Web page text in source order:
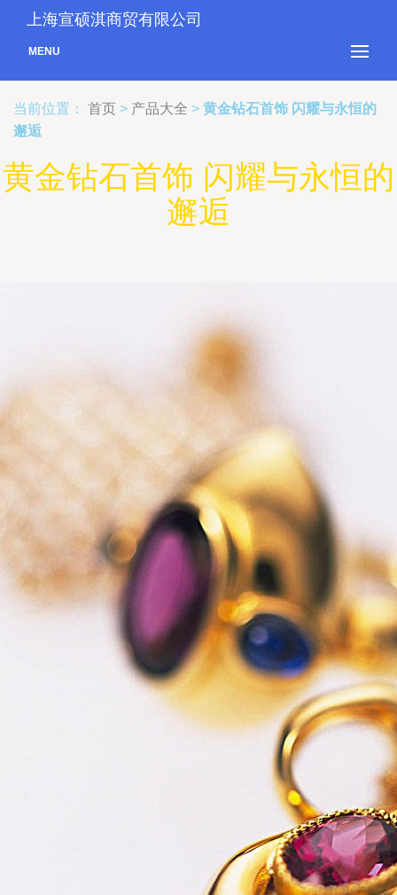
上海宣硕淇商贸有限公司
MENU
当前位置： 首页 > 产品大全 > 黄金钻石首饰 闪耀与永恒的
邂逅
黄金钻石首饰 闪耀与永恒的
邂逅